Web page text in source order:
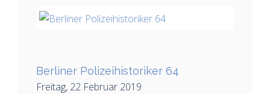
Berliner Polizeihistoriker 64
Freitag, 22 Februar 2019